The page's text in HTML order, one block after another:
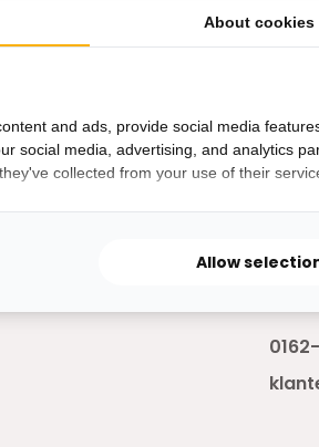
About cookies
and ads, provide social media
social media, advertising, and analytics
collected from your use of their
Allow